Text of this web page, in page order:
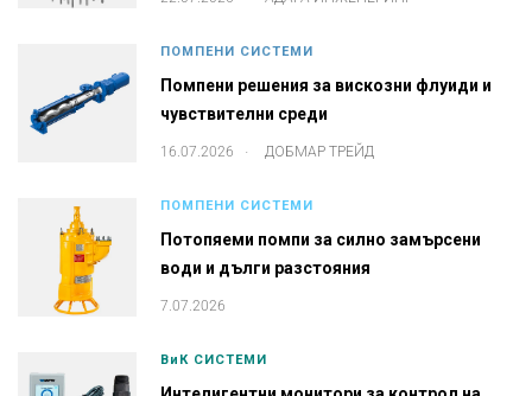
ПОМПЕНИ СИСТЕМИ
Помпени решения за вискозни флуиди и
чувствителни среди
16.07.2026 ДОБМАР ТРЕЙД
ПОМПЕНИ СИСТЕМИ
Потопяеми помпи за силно замърсени
води и дълги разстояния
7.07.2026
ВиК СИСТЕМИ